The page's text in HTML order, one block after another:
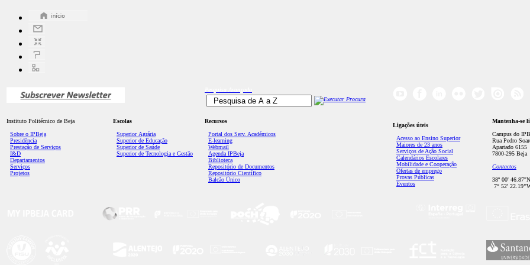
Instituto Politécnico de Beja
Sobre o IPBeja
Presidência
Prestação de Serviços
I&D
Departamentos
Serviços
Projetos
Escolas
Superior Agrária
Superior de Educação
Superior de Saúde
Superior de Tecnologia e Gestão
Recursos
Portal dos Serv. Académicos
E-learning
Webmail
Agenda IPBeja
Biblioteca
Repositório de Documentos
Repositório Científico
Balcão Único
Ligações úteis
Acesso ao Ensino Superior
Maiores de 23 anos
Serviços de Ação Social
Calendários Escolares
Mobilidade e Cooperação
Ofertas de emprego
Provas Públicas
Eventos
Mantenha-se
Campus do
Rua Pedro
Apartado 6155
7800-295 Beja
Contactos
38º 00' 46.87''N
7° 52'